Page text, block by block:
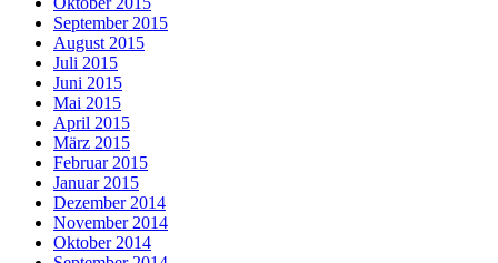
September 2015
August 2015
Juli 2015
Juni 2015
Mai 2015
April 2015
März 2015
Februar 2015
Januar 2015
Dezember 2014
November 2014
Oktober 2014